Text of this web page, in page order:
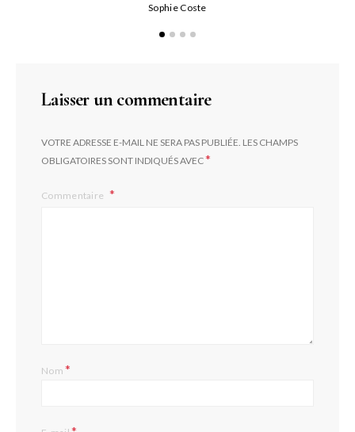
Sophie Coste
Laisser un commentaire
VOTRE ADRESSE E-MAIL NE SERA PAS PUBLIÉE. LES CHAMPS
OBLIGATOIRES SONT INDIQUÉS AVEC*
Commentaire
Nom*